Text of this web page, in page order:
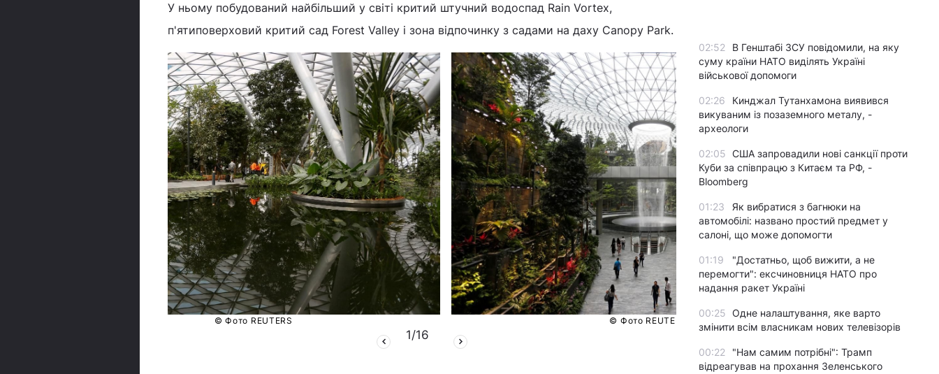
У ньому побудований найбільший у світі критий штучний водоспад Rain Vortex,
п'ятиповерховий критий сад Forest Valley і зона відпочинку з садами на даху Canopy Park.
© Фото REUTERS © Фото REUTERS
1/16
02:52
В Генштабі ЗСУ повідомили, на яку
суму країни НАТО виділять Україні
військової допомоги
02:26
Кинджал Тутанхамона виявився
викуваним із позаземного металу, -
археологи
02:05 США запровадили нові санкції проти
Куби за співпрацю з Китаєм та РФ, -
Bloomberg
01:23
Як вибратися з багнюки на
автомобілі: названо простий предмет у
салоні, що може допомогти
01:19
"Достатньо, щоб вижити, а не
перемогти": ексчиновниця НАТО про
надання ракет Україні
00:25 Одне налаштування, яке варто
змінити всім власникам нових телевізорів
00:22
"Нам самим потрібні": Трамп
відреагував на прохання Зеленського